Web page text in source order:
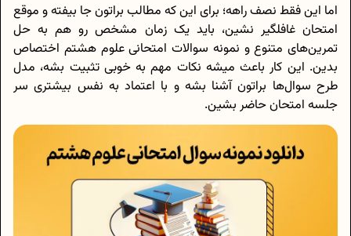
اما این فقط نصف راهه؛ برای این که مطالب براتون جا بیفته و موقع
امتحان غافلگیر نشین، باید یک زمان مشخص رو هم به حل
تمرین‌های متنوع و نمونه سوالات امتحانی علوم هشتم اختصاص
بدین. این کار باعث میشه نکات مهم به خوبی تثبیت بشه، مدل
طرح سوال‌ها براتون آشنا بشه و با اعتماد به نفس بیشتری سر
جلسه امتحان حاضر بشین.